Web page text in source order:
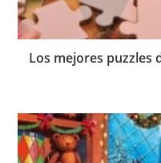
Los mejores puzzles